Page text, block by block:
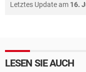
Letztes Update am 16.
LESEN SIE AUCH